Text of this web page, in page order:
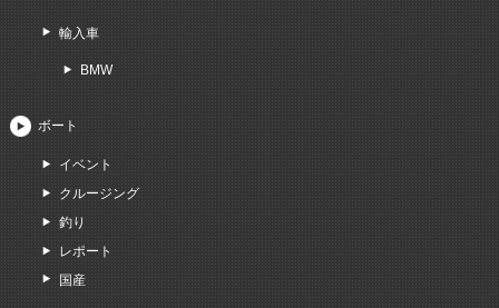
輸入車
BMW
ボート
イベント
クルージング
釣り
レポート
国産